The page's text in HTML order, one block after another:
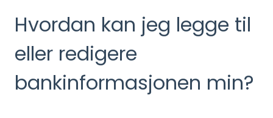
Hvordan kan jeg legge til
eller redigere
bankinformasjonen min?